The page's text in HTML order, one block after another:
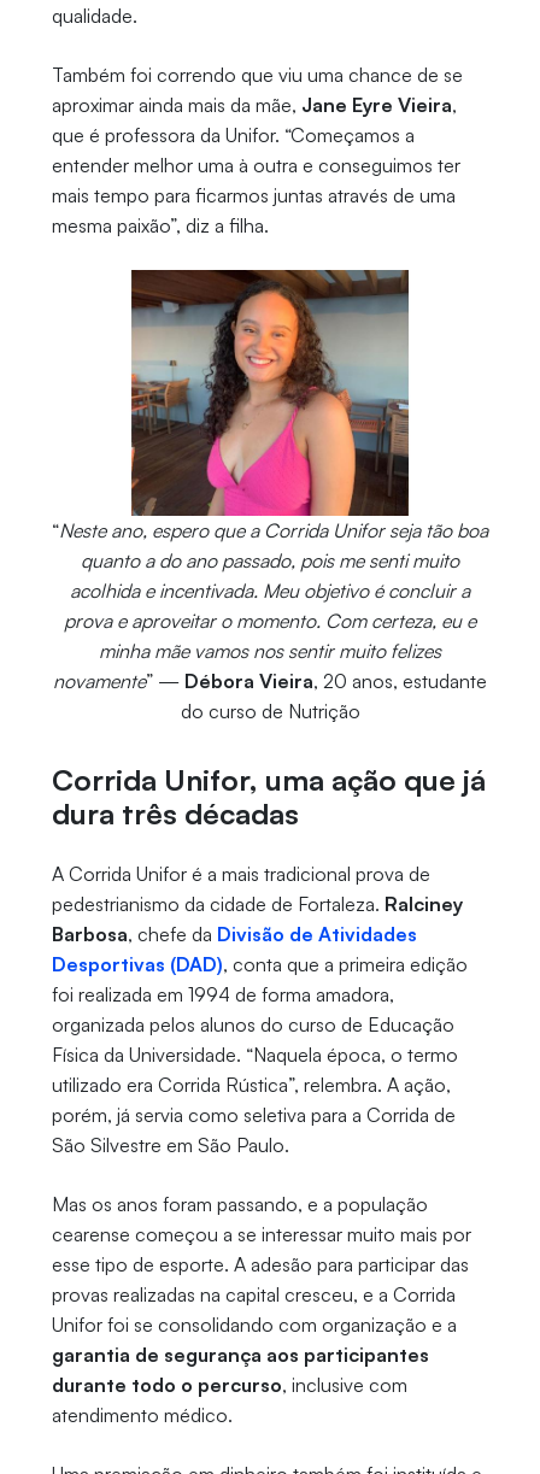
qualidade.
Também foi correndo que viu uma chance de se
aproximar ainda mais da mãe, Jane Eyre Vieira,
que é professora da Unifor. “Começamos a
entender melhor uma à outra e conseguimos ter
mais tempo para ficarmos juntas através de uma
mesma paixão”, diz a filha.
“Neste ano, espero que a Corrida Unifor seja tão boa
quanto a do ano passado, pois me senti muito
acolhida e incentivada. Meu objetivo é concluir a
prova e aproveitar o momento. Com certeza, eu e
minha mãe vamos nos sentir muito felizes
novamente” — Débora Vieira, 20 anos, estudante
do curso de Nutrição
Corrida Unifor, uma ação que já
dura três décadas
A Corrida Unifor é a mais tradicional prova de
pedestrianismo da cidade de Fortaleza. Ralciney
Barbosa, chefe da Divisão de Atividades
Desportivas (DAD), conta que a primeira edição
foi realizada em 1994 de forma amadora,
organizada pelos alunos do curso de Educação
Física da Universidade. “Naquela época, o termo
utilizado era Corrida Rústica”, relembra. A ação,
porém, já servia como seletiva para a Corrida de
São Silvestre em São Paulo.
Mas os anos foram passando, e a população
cearense começou a se interessar muito mais por
esse tipo de esporte. A adesão para participar das
provas realizadas na capital cresceu, e a Corrida
Unifor foi se consolidando com organização e a
garantia de segurança aos participantes
durante todo o percurso, inclusive com
atendimento médico.